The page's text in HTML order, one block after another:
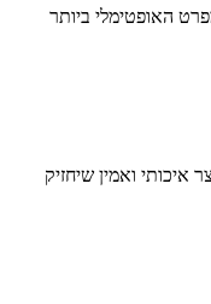
האופטימלי ביותר
ואמין שיחזיק